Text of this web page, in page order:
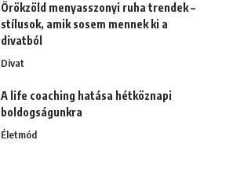
Örökzöld menyasszonyi ruha trendek –
stílusok, amik sosem mennek ki a
divatból
Divat
A life coaching hatása hétköznapi
boldogságunkra
Életmód